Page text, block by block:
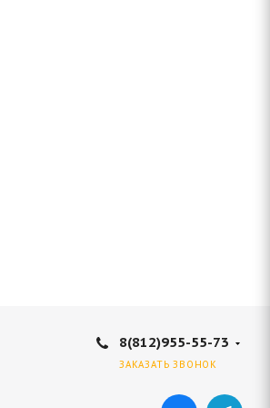
8(812)955-55-73
ЗАКАЗАТЬ ЗВОНОК